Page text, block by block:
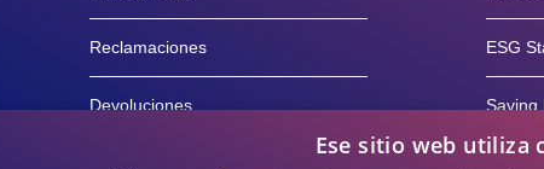
Reclamaciones
Devoluciones
ESG
Saving
Ese sitio web utiliza